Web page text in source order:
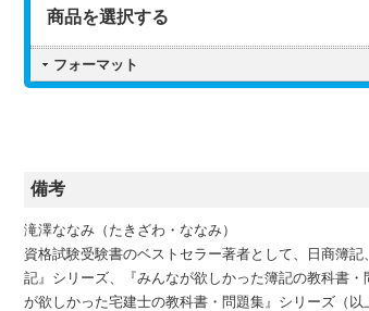
商品を選択する
フォーマット
備考
滝澤ななみ（たきざわ・ななみ）
資格試験受験書のベストセラー著者として、日商簿
記』シリーズ、『みんなが欲しかった簿記の教科書
が欲しかった宅建士の教科書・問題集』シリーズ（